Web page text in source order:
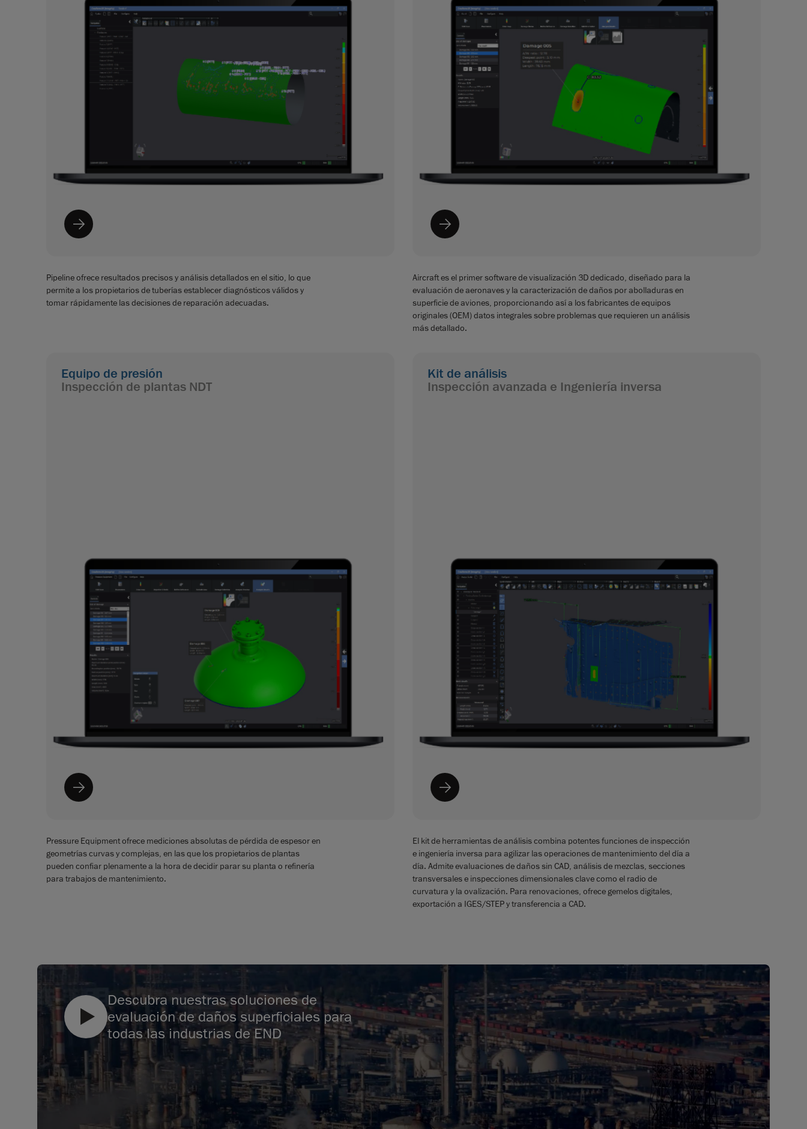
Pipeline ofrece resultados precisos y análisis detallados en el sitio, lo que
permite a los propietarios de tuberías establecer diagnósticos válidos y
tomar rápidamente las decisiones de reparación adecuadas.
Aircraft es el primer software de visualización 3D dedicado, diseñado para la
evaluación de aeronaves y la caracterización de daños por abolladuras en
superficie de aviones, proporcionando así a los fabricantes de equipos
originales (OEM) datos integrales sobre problemas que requieren un análisis
más detallado.
Equipo de presión
Inspección de plantas NDT
Pressure Equipment ofrece mediciones absolutas de pérdida de espesor en
geometrías curvas y complejas, en las que los propietarios de plantas
pueden confiar plenamente a la hora de decidir parar su planta o refinería
para trabajos de mantenimiento.
Kit de análisis
Inspección avanzada e Ingeniería inversa
El kit de herramientas de análisis combina potentes funciones de inspección
e ingeniería inversa para agilizar las operaciones de mantenimiento del día a
día. Admite evaluaciones de daños sin CAD, análisis de mezclas, secciones
transversales e inspecciones dimensionales clave como el radio de
curvatura y la ovalización. Para renovaciones, ofrece gemelos digitales,
exportación a IGES/STEP y transferencia a CAD.
Descubra nuestras soluciones de
evaluación de daños superficiales para
todas las industrias de END